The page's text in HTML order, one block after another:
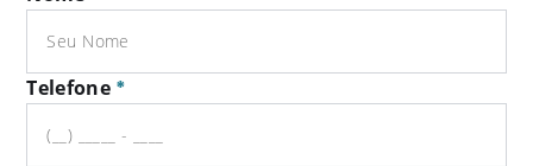
Telefone *